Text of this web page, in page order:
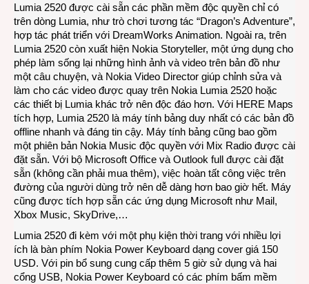
Lumia 2520 được cài sẵn các phần mềm độc quyền chỉ có
trên dòng Lumia, như trò chơi tương tác “Dragon’s Adventure”,
hợp tác phát triển với DreamWorks Animation. Ngoài ra, trên
Lumia 2520 còn xuất hiện Nokia Storyteller, một ứng dụng cho
phép làm sống lại những hình ảnh và video trên bản đồ như
một câu chuyện, và Nokia Video Director giúp chỉnh sửa và
làm cho các video được quay trên Nokia Lumia 2520 hoặc
các thiết bị Lumia khác trở nên độc đáo hơn. Với HERE Maps
tích hợp, Lumia 2520 là máy tính bảng duy nhất có các bản đồ
offline nhanh và đáng tin cậy. Máy tính bảng cũng bao gồm
một phiên bản Nokia Music độc quyền với Mix Radio được cài
đặt sẵn. Với bộ Microsoft Office và Outlook full được cài đặt
sẵn (không cần phải mua thêm), việc hoàn tất công việc trên
đường của người dùng trở nên dễ dàng hơn bao giờ hết. Máy
cũng được tích hợp sẵn các ứng dụng Microsoft như Mail,
Xbox Music, SkyDrive,…
Lumia 2520 đi kèm với một phụ kiện thời trang với nhiều lợi
ích là bàn phím Nokia Power Keyboard dạng cover giá 150
USD. Với pin bổ sung cung cấp thêm 5 giờ sử dụng và hai
cổng USB, Nokia Power Keyboard có các phím bấm mềm